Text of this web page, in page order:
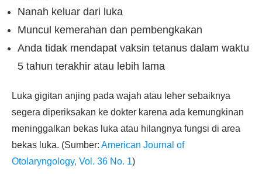
Nanah keluar dari luka
Muncul kemerahan dan pembengkakan
Anda tidak mendapat vaksin tetanus dalam waktu
5 tahun terakhir atau lebih lama
Luka gigitan anjing pada wajah atau leher sebaiknya
segera diperiksakan ke dokter karena ada kemungkinan
meninggalkan bekas luka atau hilangnya fungsi di area
bekas luka. (Sumber: American Journal of
Otolaryngology, Vol. 36 No. 1)